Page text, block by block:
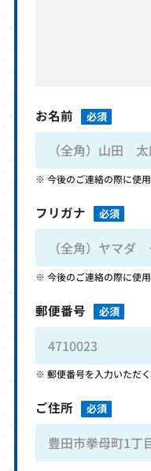
お名前 必須
今後のご連絡の際に使
フリガナ 必須
今後のご連絡の際に使
郵便番号 必須
郵便番号を入力いただ
ご住所 必須